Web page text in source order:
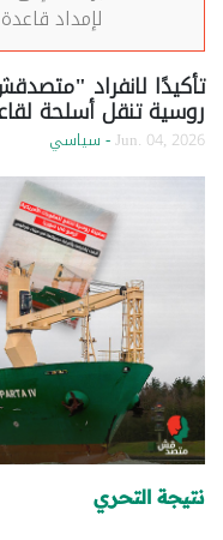
لإمداد
تأكيدًا لانفراد
روسية تنقل أسلحة
Jun. 04, 2026- سياسي
نتيجة التحري